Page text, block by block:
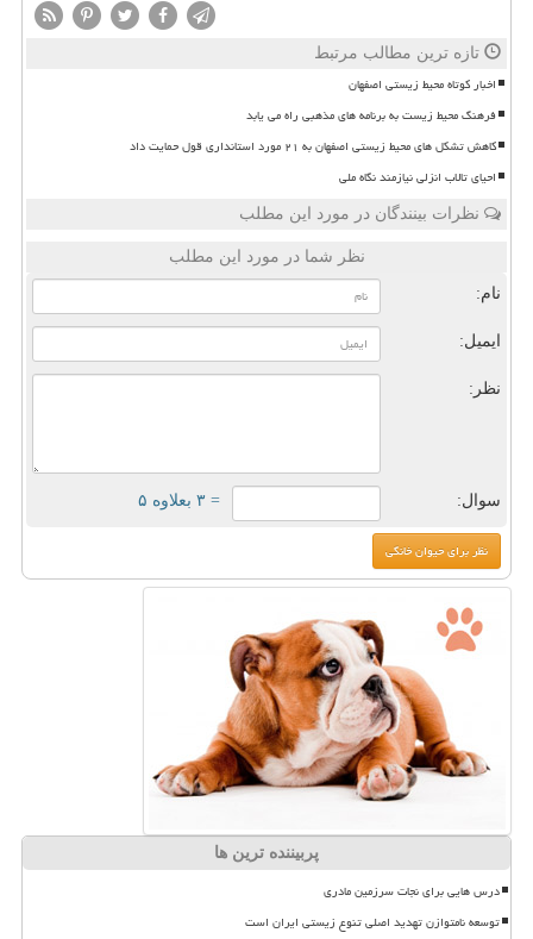
تازه ترین مطالب مرتبط
اخبار کوتاه محیط زیستی اصفهان
فرهنگ محیط زیست به برنامه های مذهبی راه می یابد
کاهش تشکل های محیط زیستی اصفهان به ۲۱ مورد استانداری قول حمایت داد
احیای تالاب انزلی نیازمند نگاه ملی
نظرات بینندگان در مورد این مطلب
نظر شما در مورد این مطلب
نام:
ایمیل:
نظر:
سوال: = ۳ بعلاوه ۵
پربیننده ترین ها
درس هایی برای نجات سرزمین مادری
توسعه نامتوازن تهدید اصلی تنوع زیستی ایران است